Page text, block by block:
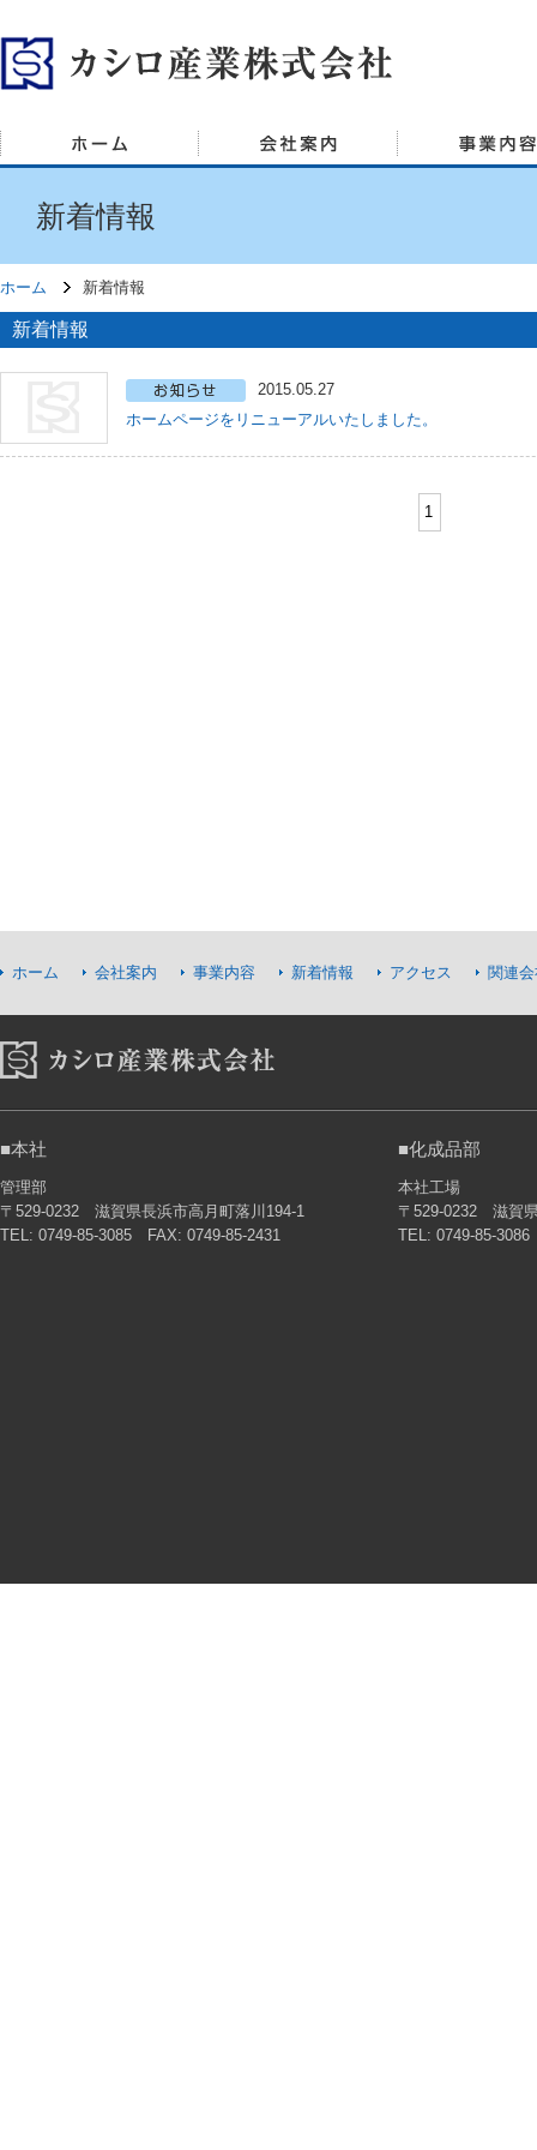
新着情報
ホーム 新着情報
新着情報
2015.05.27
ホームページをリニューアルいたしました。
1
ホーム 会社案内 事業内容 新着情報 アクセス 関連
■本社
管理部
〒529-0232 滋賀県長浜市高月町落川194-1
TEL: 0749-85-3085 FAX: 0749-85-2431
■化成品部
本社工場
〒529-0232 滋賀
TEL: 0749-85-